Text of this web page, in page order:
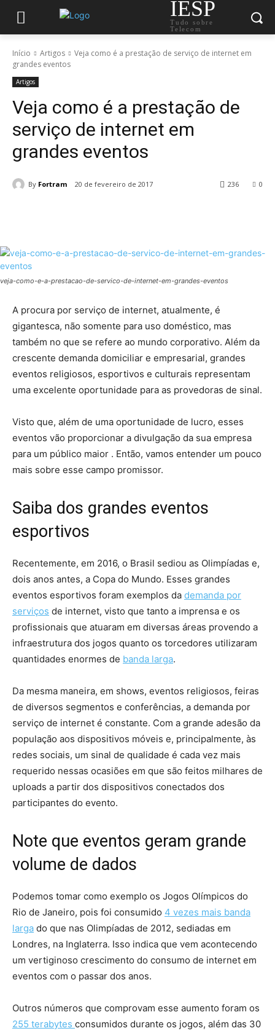
IESP
Tudo sobre
Telecom
Início Artigos
Veja como é a prestação de serviço de internet em
grandes eventos
Artigos
Veja como é a prestação de
serviço de internet em
grandes eventos
By Fortram 20 de fevereiro de 2017 0
236
veja-como-e-a-prestacao-de-servico-de-internet-em-grandes-eventos
A procura por serviço de internet, atualmente, é
gigantesca, não somente para uso doméstico, mas
também no que se refere ao mundo corporativo. Além da
crescente demanda domiciliar e empresarial, grandes
eventos religiosos, esportivos e culturais representam
uma excelente oportunidade para as provedoras de sinal.
Visto que, além de uma oportunidade de lucro, esses
eventos vão proporcionar a divulgação da sua empresa
para um público maior . Então, vamos entender um pouco
mais sobre esse campo promissor.
Saiba dos grandes eventos
esportivos
Recentemente, em 2016, o Brasil sediou as Olimpíadas e,
dois anos antes, a Copa do Mundo. Esses grandes
eventos esportivos foram exemplos da demanda por
serviços de internet, visto que tanto a imprensa e os
profissionais que atuaram em diversas áreas provendo a
infraestrutura dos jogos quanto os torcedores utilizaram
quantidades enormes de banda larga.
Da mesma maneira, em shows, eventos religiosos, feiras
de diversos segmentos e conferências, a demanda por
serviço de internet é constante. Com a grande adesão da
população aos dispositivos móveis e, principalmente, às
redes sociais, um sinal de qualidade é cada vez mais
requerido nessas ocasiões em que são feitos milhares de
uploads a partir dos dispositivos conectados dos
participantes do evento.
Note que eventos geram grande
volume de dados
Podemos tomar como exemplo os Jogos Olímpicos do
Rio de Janeiro, pois foi consumido 4 vezes mais banda
larga do que nas Olimpíadas de 2012, sediadas em
Londres, na Inglaterra. Isso indica que vem acontecendo
um vertiginoso crescimento do consumo de internet em
eventos com o passar dos anos.
Outros números que comprovam esse aumento foram os
255 terabytes consumidos durante os jogos, além das 30